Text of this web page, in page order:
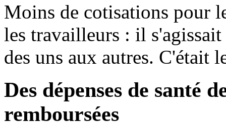
Moins de cotisations pour
les travailleurs : il
des uns aux autres. C'était
Des dépenses de santé
remboursées